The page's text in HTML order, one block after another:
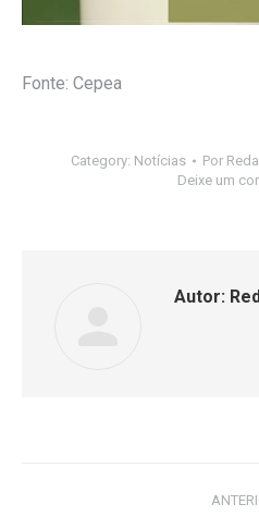
Fonte: Cepea
Category: Notícias Por
Deixe um
Autor: